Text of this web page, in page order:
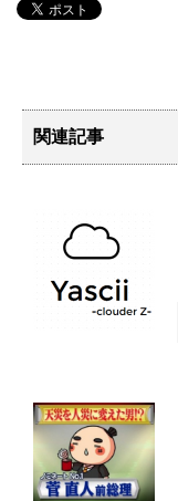
関連記事